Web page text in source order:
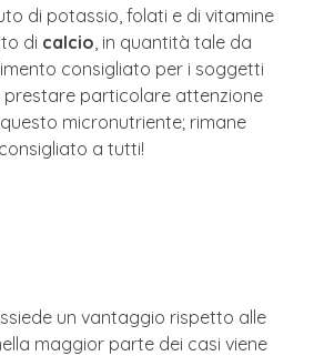
di potassio, folati e di vitamine
di calcio, in quantità tale da
consigliato per i soggetti
prestare particolare attenzione
micronutriente; rimane
a tutti!
un vantaggio rispetto alle
maggior parte dei casi viene